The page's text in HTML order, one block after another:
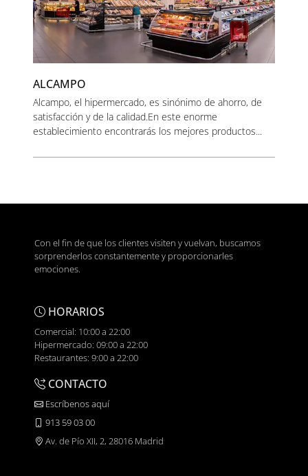
ALCAMPO
Alcampo, el hipermercado, es sinónimo de ahorro, de
satisfacción y de la calidad.En este enorme
establecimiento encontrarás los mejores productos...
Con el fin de que los clientes visiten y vuelvan, buscamos
sorprenderlos constantemente y proporcionarles
emociones.
HORARIOS
Comercial: 10:00 a 22:00
Hipermercado: 09:00 a 22:00
Restaurantes: 9:00 a 22:00
CONTACTO
Escríbenos aquí
913 59 03 00
Av. de Pío XII, 2, 28016 Madrid